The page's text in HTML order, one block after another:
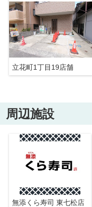
立花町1丁目19店舗
周辺施設
無添くら寿司 東七松店